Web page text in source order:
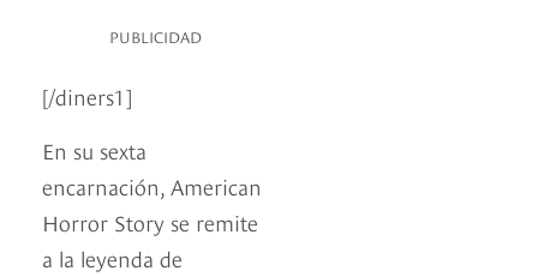
PUBLICIDAD
[/diners1]
En su sexta
encarnación, American
Horror Story se remite
a la leyenda de